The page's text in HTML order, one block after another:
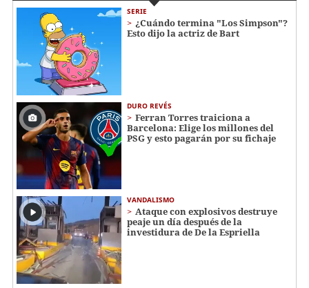
SERIE
¿Cuándo termina "Los Simpson"?
Esto dijo la actriz de Bart
DURO REVÉS
Ferran Torres traiciona a
Barcelona: Elige los millones del
PSG y esto pagarán por su fichaje
VANDALISMO
Ataque con explosivos destruye
peaje un día después de la
investidura de De la Espriella